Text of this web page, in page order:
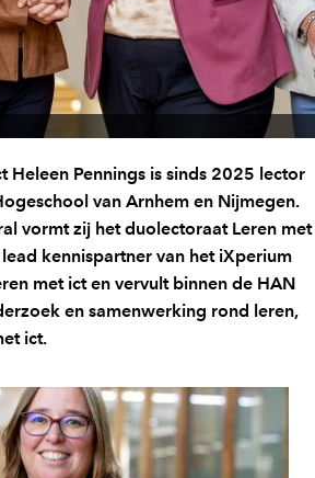
Heleen Pennings is sinds 2025 lector
van Arnhem en Nijmegen.
vormt zij het duolectoraat Leren met
kennispartner van het iXperium
met ict en vervult binnen de HAN
en samenwerking rond leren,
ict.